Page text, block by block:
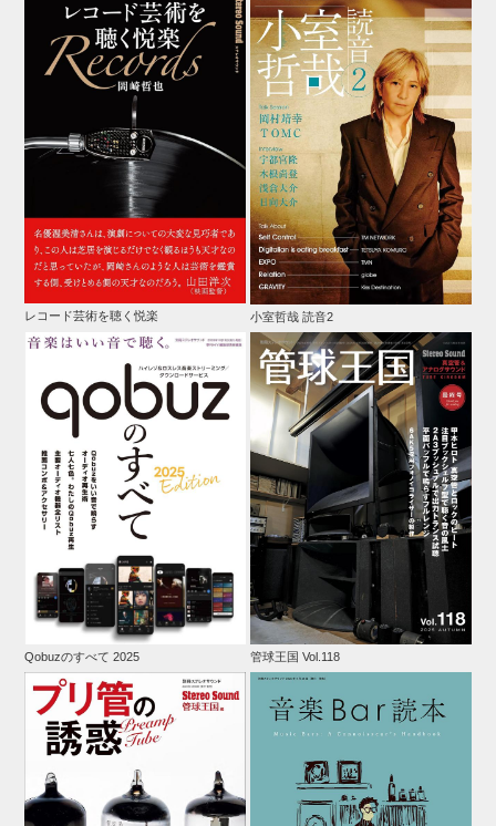
レコード芸術を聴く悦楽 小室哲哉 読音2
Qobuzのすべて 2025 管球王国 Vol.118